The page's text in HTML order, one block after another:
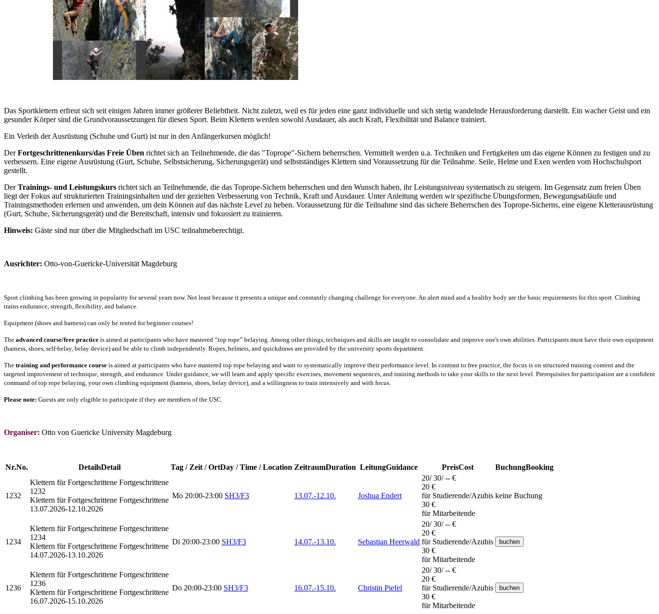
Das Sportklettern erfreut sich seit einigen Jahren immer größerer Beliebtheit. Nicht zuletzt, weil es für jeden eine ganz individuelle und sich stetig wandelnde Herausforderung darstellt. Ein wacher Geist und ein
gesunder Körper sind die Grundvoraussetzungen für diesen Sport. Beim Klettern werden sowohl Ausdauer, als auch Kraft, Flexibilität und Balance trainiert.
Ein Verleih der Ausrüstung (Schuhe und Gurt) ist nur in den Anfängerkursen möglich!
DerFortgeschrittenenkurs/das Freie Üben richtet sich an Teilnehmende, die das "Toprope"-Sichern beherrschen. Vermittelt werden u.a. Techniken und Fertigkeiten um das eigene Können zu festigen und zu
verbessern. Eine eigene Ausrüstung (Gurt, Schuhe, Selbstsicherung, Sicherungsgerät) und selbstständiges Klettern sind Voraussetzung für die Teilnahme. Seile, Helme und Exen werden vom Hochschulsport
gestellt.
DerTrainings- und Leistungskurs richtet sich an Teilnehmende, die das Toprope-Sichern beherrschen und den Wunsch haben, ihr Leistungsniveau systematisch zu steigern. Im Gegensatz zum freien Üben
liegt der Fokus auf strukturierten Trainingsinhalten und der gezielten Verbesserung von Technik, Kraft und Ausdauer. Unter Anleitung werden wir spezifische Übungsformen, Bewegungsabläufe und
Trainingsmethoden erlernen und anwenden, um dein Können auf das nächste Level zu heben. Voraussetzung für die Teilnahme sind das sichere Beherrschen des Toprope-Sicherns, eine eigene Kletterausrüstung
(Gurt, Schuhe, Sicherungsgerät) und die Bereitschaft, intensiv und fokussiert zu trainieren.
Hinweis: Gäste sind nur über die Mitgliedschaft im USC teilnahmeberechtigt.
Ausrichter: Otto-von-Guericke-Universität Magdeburg
Sport climbing has been growing in popularity for several years now. Not least because it presents a unique and constantly changing challenge for everyone. An alert mind and a healthy body are the basic requirements for this sport. Climbing
trains endurance, strength, flexibility, and balance.
Equipment (shoes and harness) can only be rented for beginner courses!
The advanced course/free practice is aimed at participants who have mastered “top rope” belaying. Among other things, techniques and skills are taught to consolidate and improve one's own abilities. Participants must have their own equipment
(harness, shoes, self-belay, belay device) and be able to climb independently. Ropes, helmets, and quickdraws are provided by the university sports department.
The training and performance course is aimed at participants who have mastered top rope belaying and want to systematically improve their performance level. In contrast to free practice, the focus is on structured training content and the
targeted improvement of technique, strength, and endurance. Under guidance, we will learn and apply specific exercises, movement sequences, and training methods to take your skills to the next level. Prerequisites for participation are a confident
command of top rope belaying, your own climbing equipment (harness, shoes, belay device), and a willingness to train intensively and with focus.
Please note: Guests are only eligible to participate if they are members of the USC.
Organiser: Otto von Guericke University Magdeburg
Nr.No. DetailsDetail Tag / Zeit / OrtDay / Time / Location ZeitraumDuration LeitungGuidance PreisCost BuchungBooking
1232
Klettern für Fortgeschrittene Fortgeschrittene
1232
Klettern für Fortgeschrittene Fortgeschrittene
13.07.2026-12.10.2026
Mo 20:00-23:00 SH3/F3 13.07.-12.10. Joshua Endert
20/ 30/ -- €
20 €
für Studierende/Azubis
30 €
für Mitarbeitende
keine Buchung
1234
Klettern für Fortgeschrittene Fortgeschrittene
1234
Klettern für Fortgeschrittene Fortgeschrittene
14.07.2026-13.10.2026
Di 20:00-23:00 SH3/F3 14.07.-13.10. Sebastian Heerwald
20/ 30/ -- €
20 €
für Studierende/Azubis
30 €
für Mitarbeitende
1236
Klettern für Fortgeschrittene Fortgeschrittene
1236
Klettern für Fortgeschrittene Fortgeschrittene
16.07.2026-15.10.2026
Do 20:00-23:00 SH3/F3 16.07.-15.10. Christin Piefel
20/ 30/ -- €
20 €
für Studierende/Azubis
30 €
für Mitarbeitende